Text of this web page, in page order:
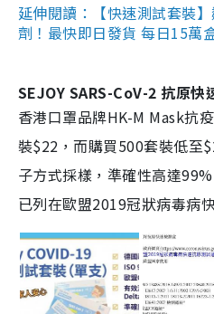
延伸閱讀：【快速測試套裝
劑！最快即日發貨 每日15萬
SEJOY SARS-CoV-2 抗原快
香港口罩品牌HK-M Mask抗
裝$22，而購買500套裝低至
子方式採樣，準確性高達
已列在歐盟2019冠狀病毒病